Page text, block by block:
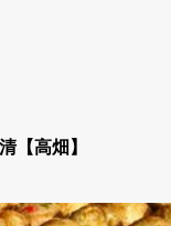
【高畑】